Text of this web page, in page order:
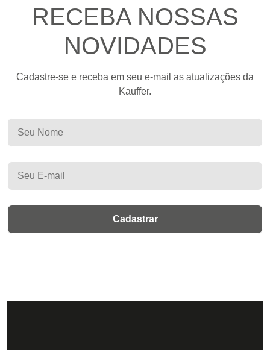
RECEBA NOSSAS
NOVIDADES
Cadastre-se e receba em seu e-mail as atualizações da
Kauffer.